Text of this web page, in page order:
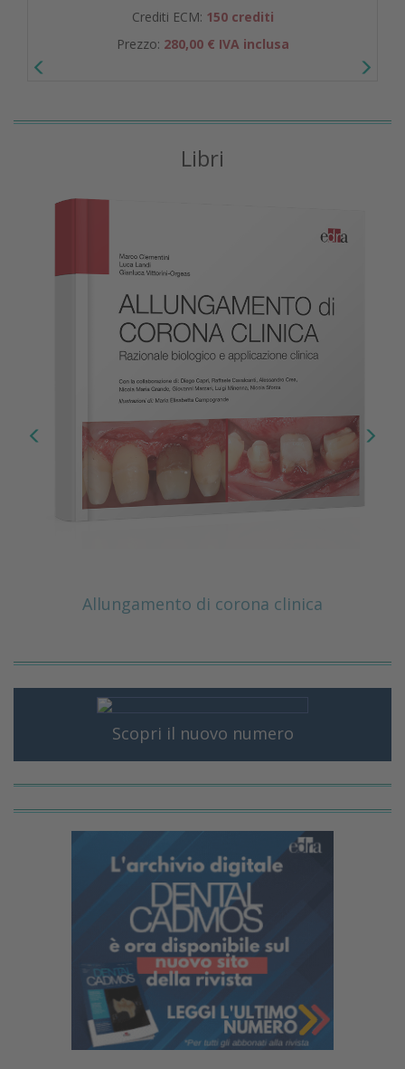
Crediti ECM: 150 crediti
Prezzo: 280,00 € IVA inclusa
Libri
Allungamento di corona clinica
Scopri il nuovo numero